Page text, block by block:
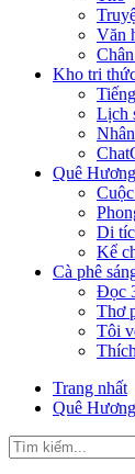
Văn
Kho tri
Lịch
Quê
Di
Kể
Cà phê
Đọc
Thơ
Tôi
Trang nhất
Quê